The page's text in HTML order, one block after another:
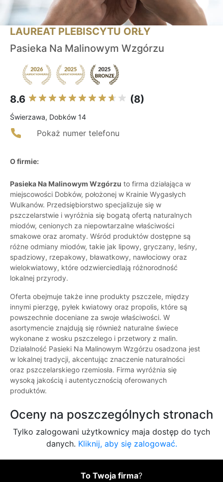
LAUREAT PLEBISCYTU ORŁY
Pasieka Na Malinowym Wzgórzu
8.6 (8)
Świerzawa, Dobków 14
Pokaż numer telefonu
O firmie:
Pasieka Na Malinowym Wzgórzu to firma działająca w
miejscowości Dobków, położonej w Krainie Wygasłych
Wulkanów. Przedsiębiorstwo specjalizuje się w
pszczelarstwie i wyróżnia się bogatą ofertą naturalnych
miodów, cenionych za niepowtarzalne właściwości
smakowe oraz aromaty. Wśród produktów dostępne są
różne odmiany miodów, takie jak lipowy, gryczany, leśny,
spadziowy, rzepakowy, bławatkowy, nawłociowy oraz
wielokwiatowy, które odzwierciedlają różnorodność
lokalnej przyrody.
Oferta obejmuje także inne produkty pszczele, między
innymi pierzgę, pyłek kwiatowy oraz propolis, które są
powszechnie doceniane za swoje właściwości. W
asortymencie znajdują się również naturalne świece
wykonane z wosku pszczelego i przetwory z malin.
Działalność Pasieki Na Malinowym Wzgórzu osadzona jest
w lokalnej tradycji, akcentując znaczenie naturalności
oraz pszczelarskiego rzemiosła. Firma wyróżnia się
wysoką jakością i autentycznością oferowanych
produktów.
Oceny na poszczególnych stronach
Tylko zalogowani użytkownicy maja dostęp do tych
danych. Kliknij, aby się zalogować.
To Twoja firma?